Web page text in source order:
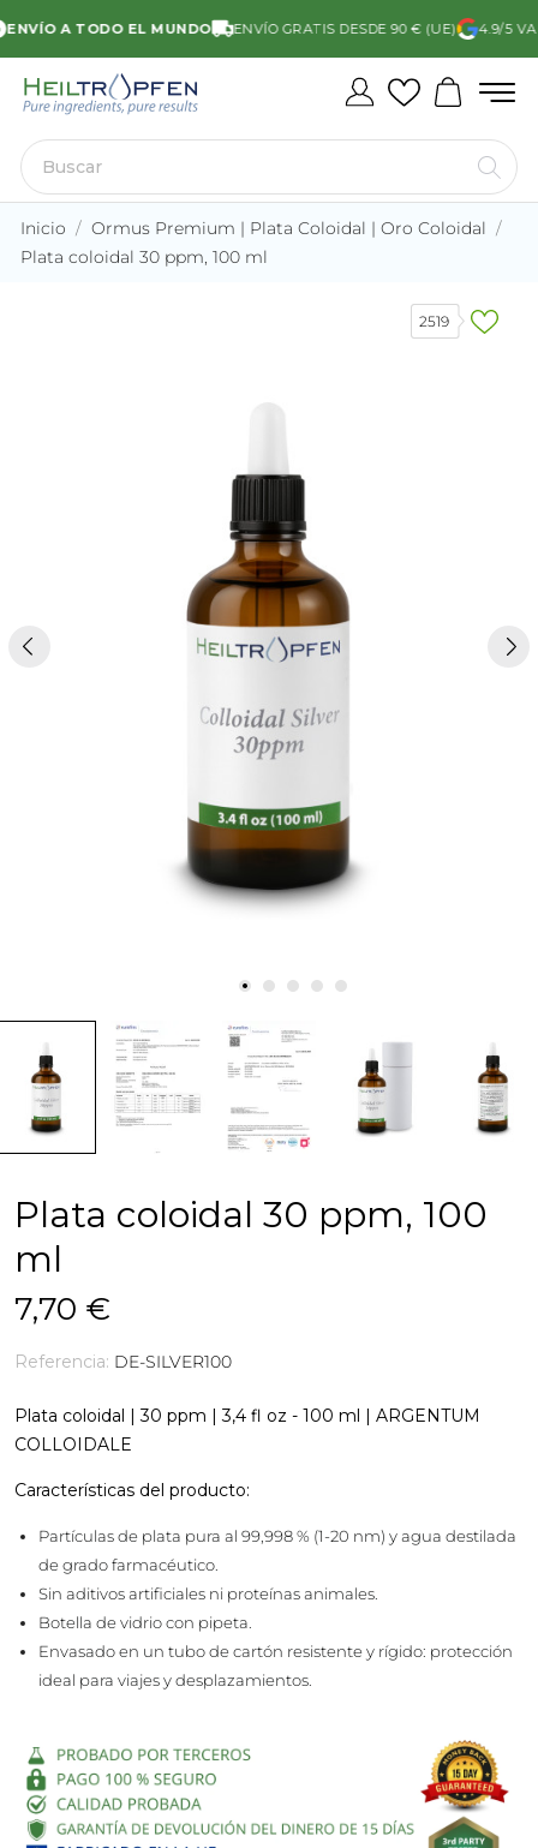
A TODO EL MUNDO ENVÍO GRATIS DESDE 90 € (UE) 4.9/5
Inicio
Ormus Premium | Plata Coloidal | Oro Coloidal
Plata coloidal 30 ppm, 100 ml
2519
Plata coloidal 30 ppm, 100
ml
7,70 €
Referencia: DE-SILVER100
Plata coloidal | 30 ppm | 3,4 fl oz - 100 ml | ARGENTUM
COLLOIDALE
Características del producto:
Partículas de plata pura al 99,998 % (1-20 nm) y agua destilada
de grado farmacéutico.
Sin aditivos artificiales ni proteínas animales.
Botella de vidrio con pipeta.
Envasado en un tubo de cartón resistente y rígido: protección
ideal para viajes y desplazamientos.